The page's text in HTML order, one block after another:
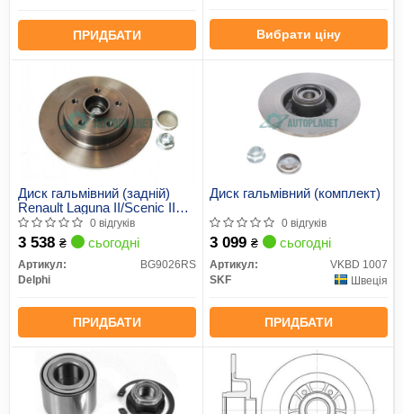
ПРИДБАТИ Вибрати ціну
Диск гальмівний (задній)
Renault Laguna II/Scenic II
(274x11) (+ABS) (з
підшипником)
0 відгуків
3 538 ₴ сьогодні
Артикул:
BG9026RS
Delphi
ПРИДБАТИ
Диск гальмівний (комплект)
0 відгуків
3 099 ₴ сьогодні
Артикул:
VKBD 1007
SKF
Швеція
ПРИДБАТИ